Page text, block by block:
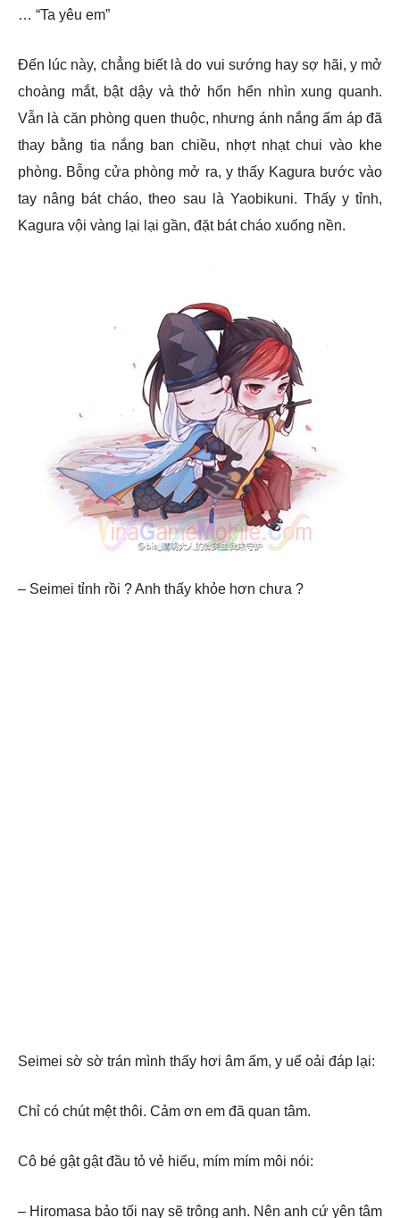
… “Ta yêu em”
Đến lúc này, chẳng biết là do vui sướng hay sợ hãi, y mở
choàng mắt, bật dậy và thở hổn hển nhìn xung quanh.
Vẫn là căn phòng quen thuộc, nhưng ánh nắng ấm áp đã
thay bằng tia nắng ban chiều, nhợt nhạt chui vào khe
phòng. Bỗng cửa phòng mở ra, y thấy Kagura bước vào
tay nâng bát cháo, theo sau là Yaobikuni. Thấy y tỉnh,
Kagura vội vàng lại lại gần, đặt bát cháo xuống nền.
– Seimei tỉnh rồi ? Anh thấy khỏe hơn chưa ?
Seimei sờ sờ trán mình thấy hơi âm ấm, y uể oải đáp lại:
Chỉ có chút mệt thôi. Cảm ơn em đã quan tâm.
Cô bé gật gật đầu tỏ vẻ hiểu, mím mím môi nói:
– Hiromasa bảo tối nay sẽ trông anh. Nên anh cứ yên tâm